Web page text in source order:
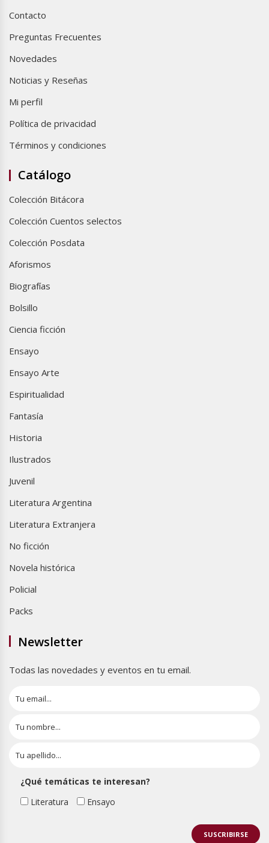
Contacto
Preguntas Frecuentes
Novedades
Noticias y Reseñas
Mi perfil
Política de privacidad
Términos y condiciones
Catálogo
Colección Bitácora
Colección Cuentos selectos
Colección Posdata
Aforismos
Biografías
Bolsillo
Ciencia ficción
Ensayo
Ensayo Arte
Espiritualidad
Fantasía
Historia
Ilustrados
Juvenil
Literatura Argentina
Literatura Extranjera
No ficción
Novela histórica
Policial
Packs
Newsletter
Todas las novedades y eventos en tu email.
¿Qué temáticas te interesan?
Literatura
Ensayo